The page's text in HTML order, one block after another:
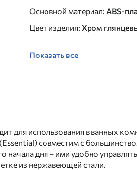
Основной материал: ABS-
Цвет изделия: Хром
Показать все
для использования в ванных
совместим с
начала дня – ими удобно
из нержавеющей стали.